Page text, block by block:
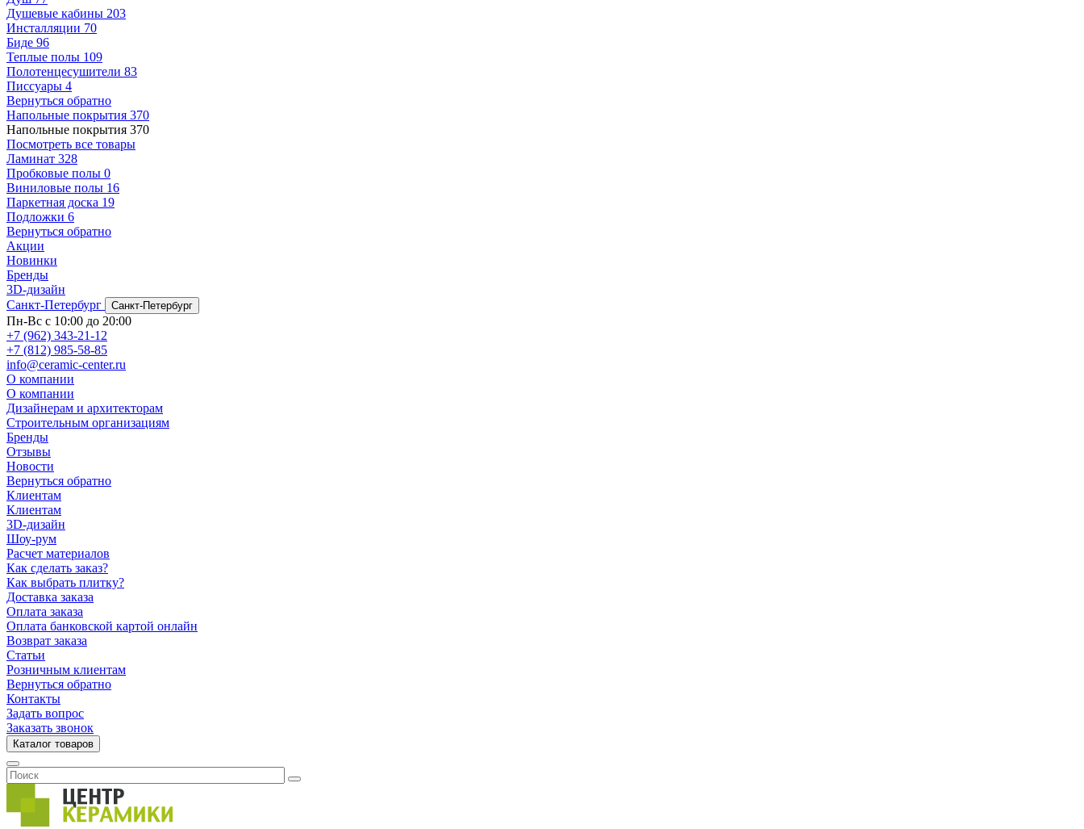
Душевые кабины 203
Инсталляции 70
Биде 96
Теплые полы 109
Полотенцесушители 83
Писсуары 4
Вернуться обратно
Напольные покрытия 370
Напольные покрытия 370
Посмотреть все товары
Ламинат 328
Пробковые полы 0
Виниловые полы 16
Паркетная доска 19
Подложки 6
Вернуться обратно
Акции
Новинки
Бренды
3D-дизайн
Санкт-Петербург
Санкт-Петербург
Пн-Вс с 10:00 до 20:00
+7 (962) 343-21-12
+7 (812) 985-58-85
info@ceramic-center.ru
О компании
О компании
Дизайнерам и архитекторам
Строительным организациям
Бренды
Отзывы
Новости
Вернуться обратно
Клиентам
Клиентам
3D-дизайн
Шоу-рум
Расчет материалов
Как сделать заказ?
Как выбрать плитку?
Доставка заказа
Оплата заказа
Оплата банковской картой онлайн
Возврат заказа
Статьи
Розничным клиентам
Вернуться обратно
Контакты
Задать вопрос
Заказать звонок
Каталог товаров